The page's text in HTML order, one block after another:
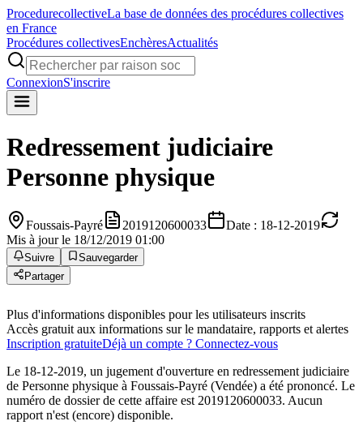
ProcedurecollectiveLa base de données des procédures collectives
en France
Procédures collectivesEnchèresActualités
ConnexionS'inscrire
Redressement judiciaire
Personne physique
Foussais-Payré 2019120600033
Date : 18-12-2019
Mis à jour le 18/12/2019 01:00
Suivre
Sauvegarder
Partager
Plus d'informations disponibles pour les utilisateurs inscrits
Accès gratuit aux informations sur le mandataire, rapports et alertes
Inscription gratuiteDéjà un compte ? Connectez-vous
Le 18-12-2019, un jugement d'ouverture en redressement judiciaire
de Personne physique à Foussais-Payré (Vendée) a été prononcé. Le
numéro de dossier de cette affaire est 2019120600033. Aucun
rapport n'est (encore) disponible.